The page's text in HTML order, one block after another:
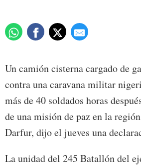
Un camión cisterna cargado de
contra una caravana militar
más de 40 soldados horas
de una misión de paz en la
Darfur, dijo el jueves una
La unidad del 245 Batallón del